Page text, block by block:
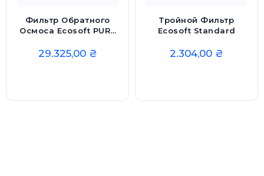
Фильтр Обратного
Осмоса Ecosoft PURE
Станине
29.325,00 ₴
Тройной Фильтр
Ecosoft Standard
2.304,00 ₴